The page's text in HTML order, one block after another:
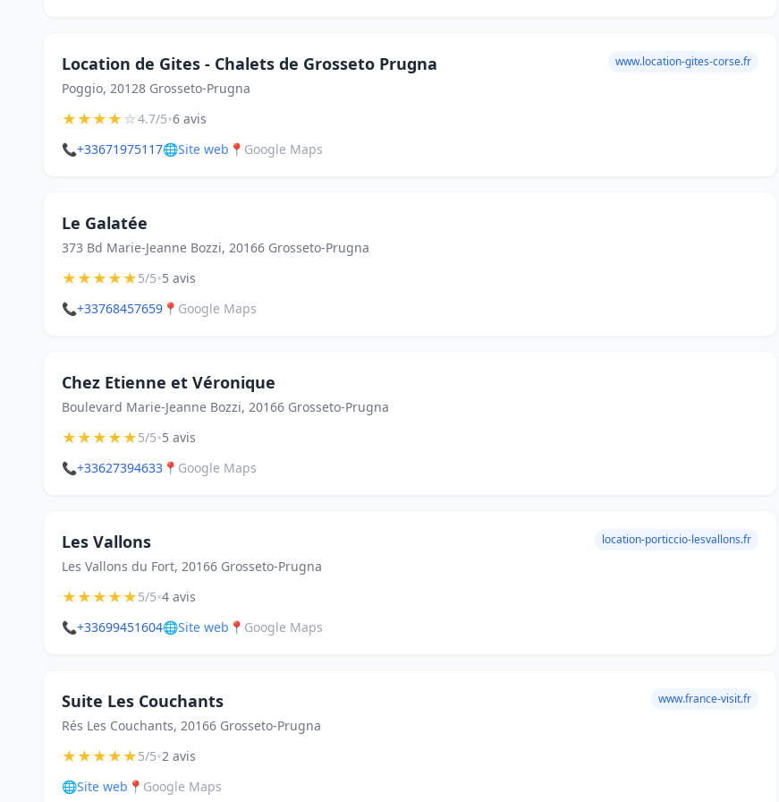
Location de Gites - Chalets de Grosseto Prugna
Poggio, 20128 Grosseto-Prugna
www.location-gites-corse.fr
★★★★☆4.7/5•6 avis
📞+33671975117🌐Site web 📍 Google Maps
Le Galatée
373 Bd Marie-Jeanne Bozzi, 20166 Grosseto-Prugna
★★★★★5/5•5 avis
📞+33768457659 📍 Google Maps
Chez Etienne et Véronique
Boulevard Marie-Jeanne Bozzi, 20166 Grosseto-Prugna
★★★★★5/5•5 avis
📞+33627394633 📍 Google Maps
Les Vallons
Les Vallons du Fort, 20166 Grosseto-Prugna
location-porticcio-lesvallons.fr
★★★★★5/5•4 avis
📞+33699451604🌐Site web 📍 Google Maps
Suite Les Couchants
Rés Les Couchants, 20166 Grosseto-Prugna
www.france-visit.fr
★★★★★5/5•2 avis
🌐Site web 📍 Google Maps